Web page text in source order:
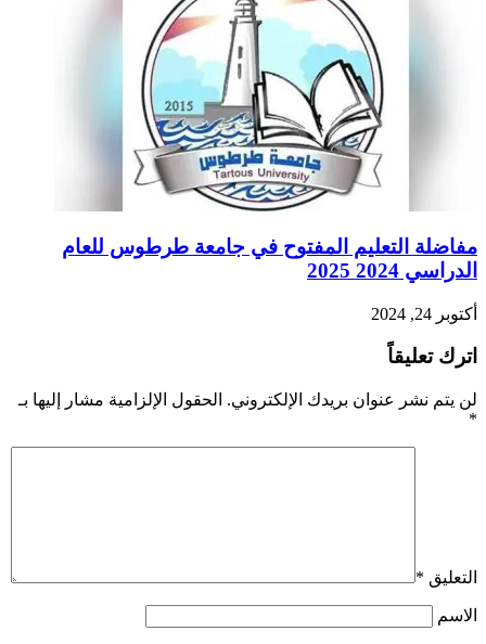
مفاضلة التعليم المفتوح في جامعة طرطوس للعام
الدراسي 2024 2025
أكتوبر 24, 2024
اترك تعليقاً
لن يتم نشر عنوان بريدك الإلكتروني. الحقول الإلزامية مشار إليها بـ
*
التعليق *
الاسم